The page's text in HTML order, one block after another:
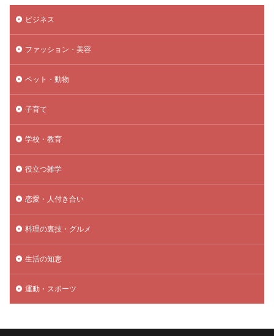
ビジネス
ファッション・美容
ペット・動物
子育て
学校・教育
役立つ雑学
恋愛・人付き合い
料理の裏技・グルメ
生活の知恵
運動・スポーツ